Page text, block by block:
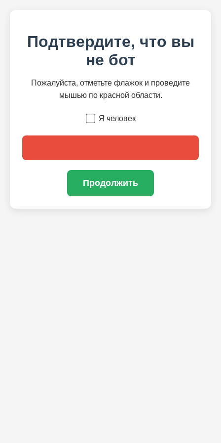
Подтвердите, что вы
не бот
Пожалуйста, отметьте флажок и проведите
мышью по красной области.
Я человек
Продолжить